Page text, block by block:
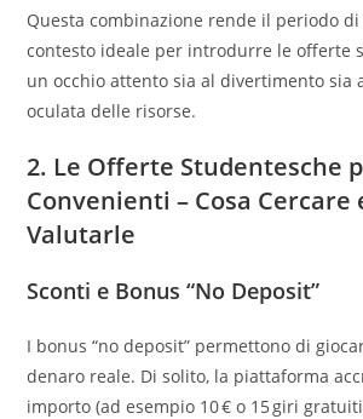
Questa combinazione rende il periodo
contesto ideale per introdurre le offerte
un occhio attento sia al divertimento sia
oculata delle risorse.
2. Le Offerte Studentesche
Convenienti – Cosa Cercare
Valutarle
Sconti e Bonus “No Deposit”
I bonus “no deposit” permettono di
denaro reale. Di solito, la piattaforma
importo (ad esempio 10 € o 15 giri